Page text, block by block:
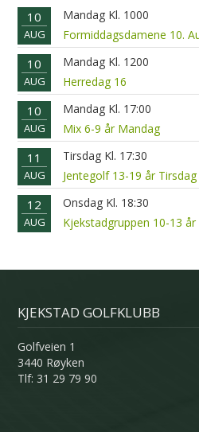
10
AUG
Mandag Kl. 1000
Formiddagsdamene 10.
10
AUG
Mandag Kl. 1200
Herredag 16
10
AUG
Mandag Kl. 17:00
Mix 6-9 år Mandag
11
AUG
Tirsdag Kl. 17:30
Jentegolf 13-19 år Tirsdag
12
AUG
Onsdag Kl. 18:30
Kjekstadgruppen 10-13
KJEKSTAD GOLFKLUBB
Golfveien 1
3440 Røyken
Tlf: 31 29 79 90